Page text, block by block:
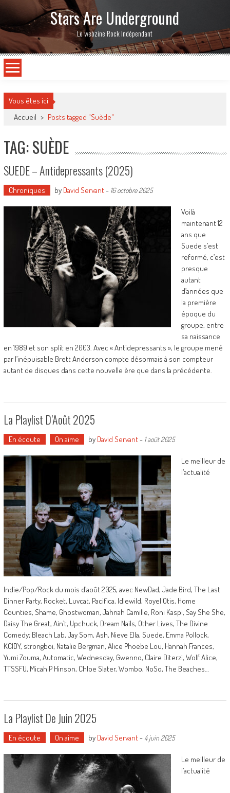
Stars Are Underground
Le webzine Rock Indépendant
Vous êtes ici
Accueil > Posts tagged "Suède"
TAG: SUÈDE
SUEDE – Antidepressants (2025)
Chroniques by David Servant- 16 octobre 2025
Voilà
maintenant 12
ans que
Suede s’est
reformé, c’est
presque
autant
d’années que
la première
époque du
groupe, entre
sa naissance
en 1989 et son split en 2003. Avec « Antidepressants », le groupe mené
par l’inépuisable Brett Anderson compte désormais à son compteur
autant de disques dans cette nouvelle ère que dans la précédente.
La Playlist D’Août 2025
En écoute On aime by David Servant- 1 août 2025
Le meilleur de
l’actualité
Indie/Pop/Rock du mois d’août 2025, avec NewDad, Jade Bird, The Last
Dinner Party, Rocket, Luvcat, Pacifica, Idlewild, Royel Otis, Home
Counties, Shame, Ghostwoman, Jahnah Camille, Roni Kaspi, Say She She,
Daisy The Great, Ain’t, Upchuck, Dream Nails, Other Lives, The Divine
Comedy; Bleach Lab, Jay Som, Ash, Nieve Ella, Suede, Emma Pollock,
KCIDY, strongboi, Natalie Bergman, Alice Phoebe Lou, Hannah Frances,
Yumi Zouma, Automatic, Wednesday, Gwenno, Claire Diterzi, Wolf Alice,
TTSSFU, Micah P Hinson, Chloe Slater, Wombo, NoSo, The Beaches…
La Playlist De Juin 2025
En écoute On aime by David Servant- 4 juin 2025
Le meilleur de
l’actualité